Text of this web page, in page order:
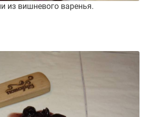
из вишневого варенья.